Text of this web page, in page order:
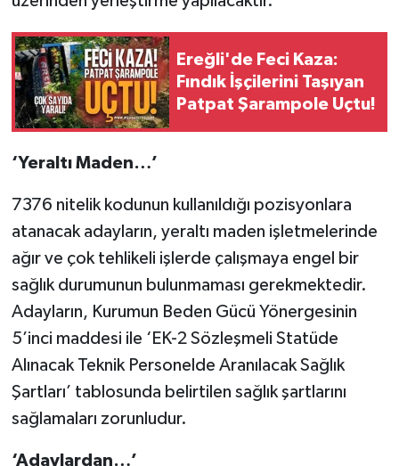
Ereğli'de Feci Kaza:
Fındık İşçilerini Taşıyan
Patpat Şarampole Uçtu!
‘Yeraltı Maden…’
7376 nitelik kodunun kullanıldığı pozisyonlara
atanacak adayların, yeraltı maden işletmelerinde
ağır ve çok tehlikeli işlerde çalışmaya engel bir
sağlık durumunun bulunmaması gerekmektedir.
Adayların, Kurumun Beden Gücü Yönergesinin
5’inci maddesi ile ‘EK-2 Sözleşmeli Statüde
Alınacak Teknik Personelde Aranılacak Sağlık
Şartları’ tablosunda belirtilen sağlık şartlarını
sağlamaları zorunludur.
‘Adaylardan…’